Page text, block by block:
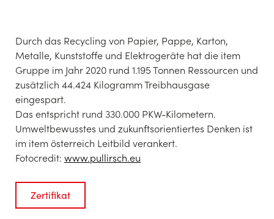
Durch das Recycling von Papier, Pappe, Karton,
Metalle, Kunststoffe und Elektrogeräte hat die item
Gruppe im Jahr 2020 rund 1.195 Tonnen Ressourcen und
zusätzlich 44.424 Kilogramm Treibhausgase
eingespart.
Das entspricht rund 330.000 PKW-Kilometern.
Umweltbewusstes und zukunftsorientiertes Denken ist
im item österreich Leitbild verankert.
Fotocredit: www.pullirsch.eu
Zertifikat